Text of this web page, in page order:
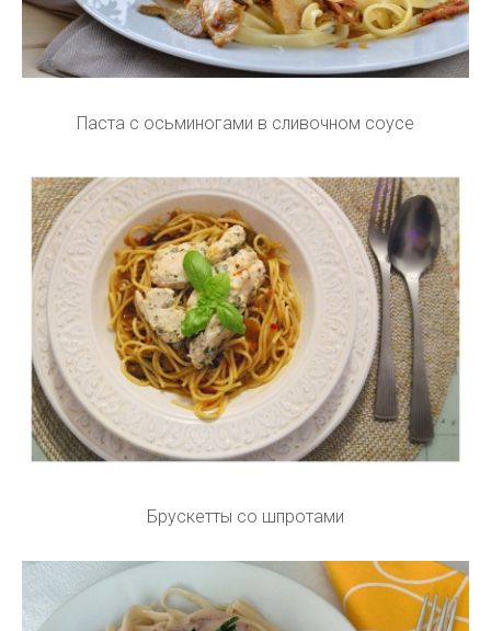
Паста с осьминогами в сливочном соусе
Брускетты со шпротами